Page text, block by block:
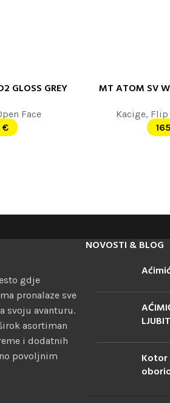
GLOSS GREY
Face
€
ODABERITE OPCIJE
MT ATOM SV
Kacige, Flip
gdje
pronalaze sve
svoju avanturu.
asortiman
i dodatnih
povoljnim
NOVOSTI & BLOG
Kotor